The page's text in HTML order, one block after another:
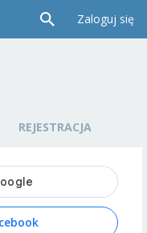
Zaloguj się
REJESTRACJA